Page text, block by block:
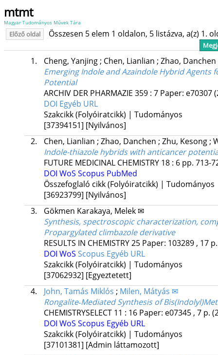
mtmt
Magyar Tudományos Művek Tára
Előző oldal Összesen 5 elem 1 oldalon, 5 listázva, a(z) 1.
1. Cheng, Yanjing; Chen, Lianlian ; Zhao, Danchen
Emerging Indole and Azaindole Hybrid Agents
Potential
ARCHIV DER PHARMAZIE 359: 7 Paper: e70307
DOI Egyéb URL
Szakcikk (Folyóiratcikk) | Tudományos
[37394151] [Nyilvános]
2.
Chen, Lianlian ; Zhao, Danchen ; Zhu, Kesong;
Indole-thiazole hybrids with anticancer
FUTURE MEDICINAL CHEMISTRY 18: 6 pp. 713-
DOI WoS Scopus PubMed
Összefoglaló cikk (Folyóiratcikk) | Tudományos
[36923799] [Nyilvános]
3.
Gökmen Karakaya, Melek ✉
Synthesis, spectroscopic characterization,
Propargylated climbazole derivative
RESULTS IN CHEMISTRY25 Paper: 103289 , 17
DOI WoS Scopus Egyéb URL
Szakcikk (Folyóiratcikk) | Tudományos
[37062932] [Egyeztetett]
4.
John, Tamás Miklós ; Milen, Mátyás ✉
Rongalite‐Mediated Synthesis of
CHEMISTRYSELECT 11 : 16 Paper: e07345 , 7 p.
DOI WoS Scopus Egyéb URL
Szakcikk (Folyóiratcikk) | Tudományos
[37101381] [Admin láttamozott]